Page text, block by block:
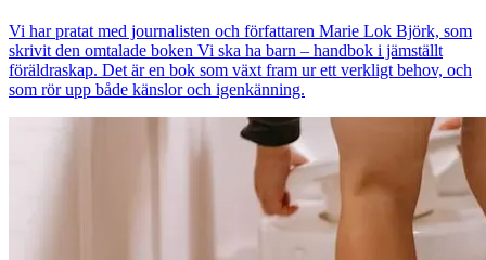
Vi har pratat med journalisten och författaren Marie Lok Björk, som
skrivit den omtalade boken Vi ska ha barn – handbok i jämställt
föräldraskap. Det är en bok som växt fram ur ett verkligt behov, och
som rör upp både känslor och igenkänning.